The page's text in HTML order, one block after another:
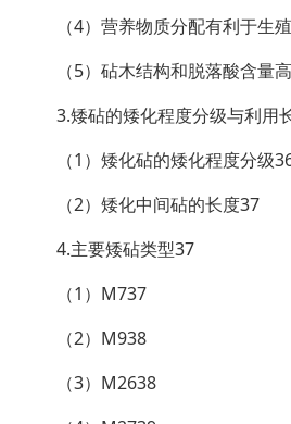
（4）营养物质分配有利于生
（5）砧木结构和脱落酸含量
3.矮砧的矮化程度分级与利用
（1）矮化砧的矮化程度分级
（2）矮化中间砧的长度37
4.主要矮砧类型37
（1）M737
（2）M938
（3）M2638